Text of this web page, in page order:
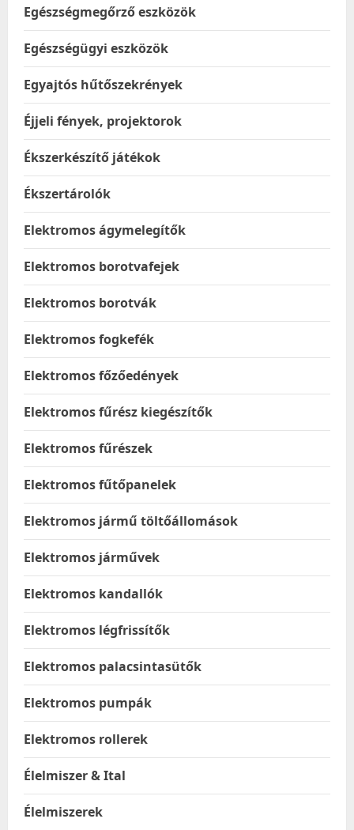
Egészségmegőrző eszközök
Egészségügyi eszközök
Egyajtós hűtőszekrények
Éjjeli fények, projektorok
Ékszerkészítő játékok
Ékszertárolók
Elektromos ágymelegítők
Elektromos borotvafejek
Elektromos borotvák
Elektromos fogkefék
Elektromos főzőedények
Elektromos fűrész kiegészítők
Elektromos fűrészek
Elektromos fűtőpanelek
Elektromos jármű töltőállomások
Elektromos járművek
Elektromos kandallók
Elektromos légfrissítők
Elektromos palacsintasütők
Elektromos pumpák
Elektromos rollerek
Élelmiszer & Ital
Élelmiszerek